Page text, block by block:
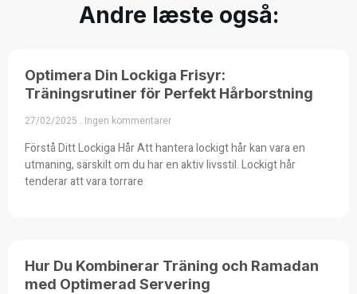
Andre læste også:
Optimera Din Lockiga Frisyr:
Träningsrutiner för Perfekt Hårborstning
27/02/2025 Ingen kommentarer
Förstå Ditt Lockiga Hår Att hantera lockigt hår kan vara en
utmaning, särskilt om du har en aktiv livsstil. Lockigt hår
tenderar att vara torrare
Hur Du Kombinerar Träning och Ramadan
med Optimerad Servering